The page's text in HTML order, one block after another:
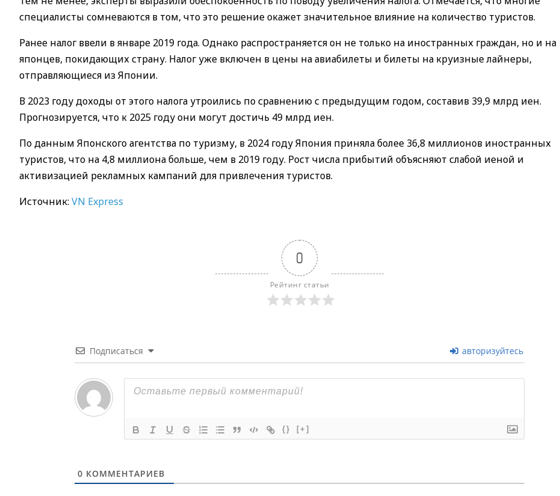
специалисты сомневаются в том, что это решение окажет значительное влияние на количество туристов.
Ранее налог ввели в январе 2019 года. Однако распространяется он не только на иностранных граждан, но и на
японцев, покидающих страну. Налог уже включен в цены на авиабилеты и билеты на круизные лайнеры,
отправляющиеся из Японии.
В 2023 году доходы от этого налога утроились по сравнению с предыдущим годом, составив 39,9 млрд иен.
Прогнозируется, что к 2025 году они могут достичь 49 млрд иен.
По данным Японского агентства по туризму, в 2024 году Япония приняла более 36,8 миллионов иностранных
туристов, что на 4,8 миллиона больше, чем в 2019 году. Рост числа прибытий объясняют слабой иеной и
активизацией рекламных кампаний для привлечения туристов.
Источник: VN Express
0
Рейтинг статьи
Подписаться авторизуйтесь
{} [+]
0 КОММЕНТАРИЕВ